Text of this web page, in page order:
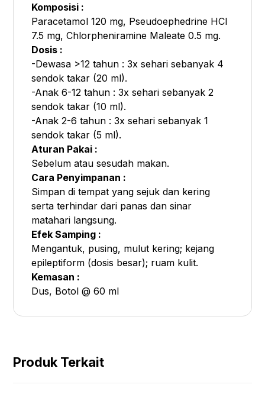
Komposisi :
Paracetamol 120 mg, Pseudoephedrine HCl
7.5 mg, Chlorpheniramine Maleate 0.5 mg.
Dosis :
-Dewasa >12 tahun : 3x sehari sebanyak 4
sendok takar (20 ml).
-Anak 6-12 tahun : 3x sehari sebanyak 2
sendok takar (10 ml).
-Anak 2-6 tahun : 3x sehari sebanyak 1
sendok takar (5 ml).
Aturan Pakai :
Sebelum atau sesudah makan.
Cara Penyimpanan :
Simpan di tempat yang sejuk dan kering
serta terhindar dari panas dan sinar
matahari langsung.
Efek Samping :
Mengantuk, pusing, mulut kering; kejang
epileptiform (dosis besar); ruam kulit.
Kemasan :
Dus, Botol @ 60 ml
Produk Terkait